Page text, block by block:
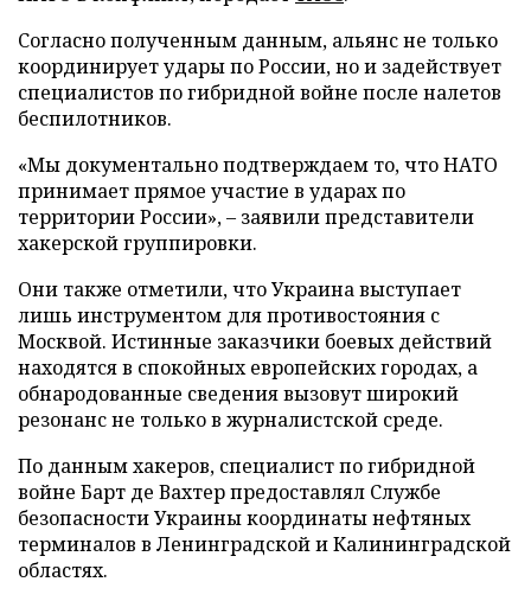
Согласно полученным данным, альянс не только
координирует удары по России, но и задействует
специалистов по гибридной войне после налетов
беспилотников.
«Мы документально подтверждаем то, что НАТО
принимает прямое участие в ударах по
территории России», – заявили представители
хакерской группировки.
Они также отметили, что Украина выступает
лишь инструментом для противостояния с
Москвой. Истинные заказчики боевых действий
находятся в спокойных европейских городах, а
обнародованные сведения вызовут широкий
резонанс не только в журналистской среде.
По данным хакеров, специалист по гибридной
войне Барт де Вахтер предоставлял Службе
безопасности Украины координаты нефтяных
терминалов в Ленинградской и Калининградской
областях.